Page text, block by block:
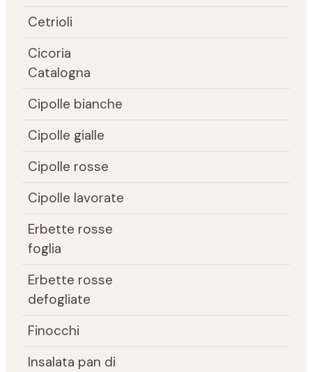
Cetrioli
Cicoria
Catalogna
Cipolle bianche
Cipolle gialle
Cipolle rosse
Cipolle lavorate
Erbette rosse
foglia
Erbette rosse
defogliate
Finocchi
Insalata pan di